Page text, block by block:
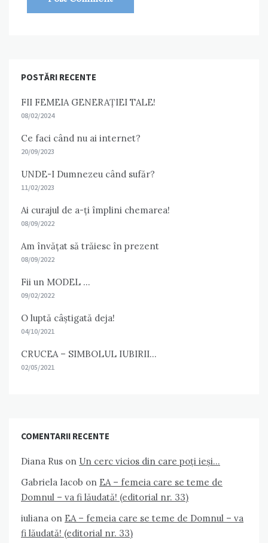
POSTĂRI RECENTE
FII FEMEIA GENERAȚIEI TALE!
08/02/2024
Ce faci când nu ai internet?
20/09/2023
UNDE-I Dumnezeu când sufăr?
11/02/2023
Ai curajul de a-ți împlini chemarea!
08/09/2022
Am învățat să trăiesc în prezent
08/09/2022
Fii un MODEL …
09/02/2022
O luptă câștigată deja!
04/10/2021
CRUCEA – SIMBOLUL IUBIRII…
02/05/2021
COMENTARII RECENTE
Diana Rus on Un cerc vicios din care poți ieși…
Gabriela Iacob on EA – femeia care se teme de
Domnul – va fi lăudată! (editorial nr. 33)
iuliana on EA – femeia care se teme de Domnul – va
fi lăudată! (editorial nr. 33)